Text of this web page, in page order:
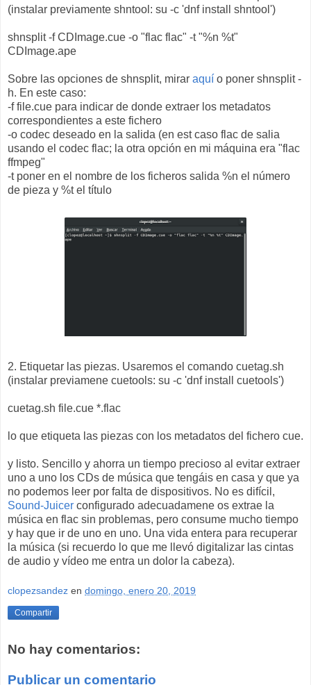
(instalar previamente shntool: su -c 'dnf install shntool')
shnsplit -f CDImage.cue -o "flac flac" -t "%n %t"
CDImage.ape
Sobre las opciones de shnsplit, mirar aquí o poner shnsplit -
h. En este caso:
-f file.cue para indicar de donde extraer los metadatos
correspondientes a este fichero
-o codec deseado en la salida (en est caso flac de salia
usando el codec flac; la otra opción en mi máquina era "flac
ffmpeg"
-t poner en el nombre de los ficheros salida %n el número
de pieza y %t el título
2. Etiquetar las piezas. Usaremos el comando cuetag.sh
(instalar previamene cuetools: su -c 'dnf install cuetools')
cuetag.sh file.cue *.flac
lo que etiqueta las piezas con los metadatos del fichero cue.
y listo. Sencillo y ahorra un tiempo precioso al evitar extraer
uno a uno los CDs de música que tengáis en casa y que ya
no podemos leer por falta de dispositivos. No es difícil,
Sound-Juicer configurado adecuadamene os extrae la
música en flac sin problemas, pero consume mucho tiempo
y hay que ir de uno en uno. Una vida entera para recuperar
la música (si recuerdo lo que me llevó digitalizar las cintas
de audio y vídeo me entra un dolor la cabeza).
clopezsandez en domingo, enero 20, 2019
Compartir
No hay comentarios:
Publicar un comentario